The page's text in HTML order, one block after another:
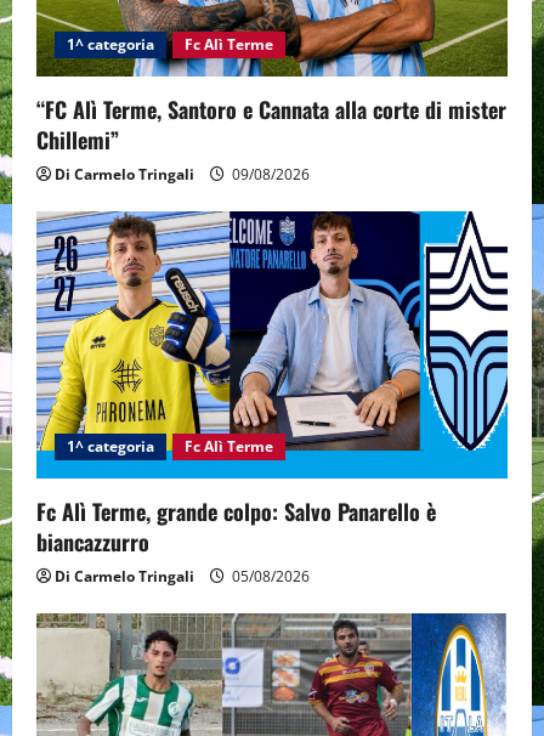
i
o
n
1^ categoria Fc Alì Terme
“FC Alì Terme, Santoro e Cannata alla corte di mister
Chillemi”
Di Carmelo Tringali 09/08/2026
1^ categoria Fc Alì Terme
Fc Alì Terme, grande colpo: Salvo Panarello è
biancazzurro
Di Carmelo Tringali 05/08/2026